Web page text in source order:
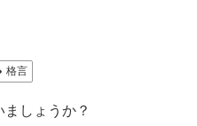
格言
ましょうか？